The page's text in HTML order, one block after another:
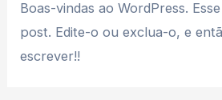
Boas-vindas ao WordPress.
post. Edite-o ou exclua-o, e
escrever!!